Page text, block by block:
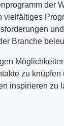
der
vielfältiges
und
Branche
zu knüpfen
inspirieren zu